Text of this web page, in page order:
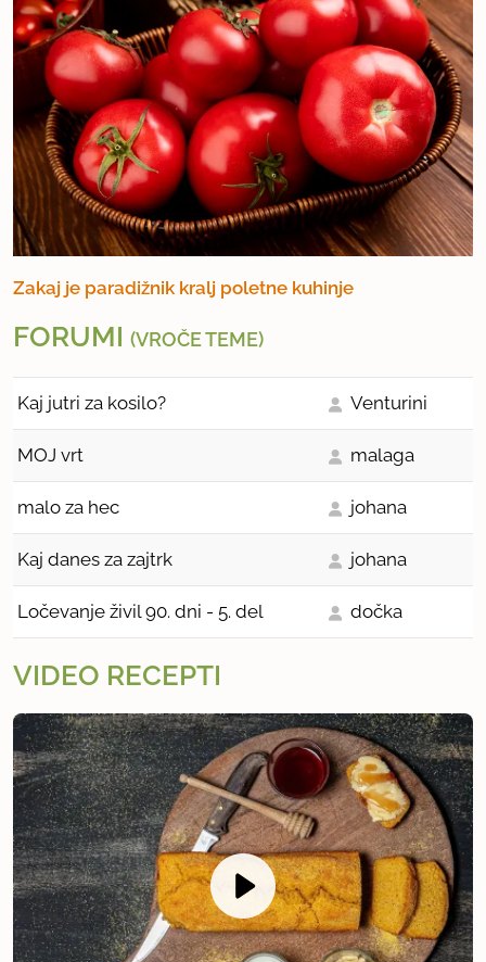
Zakaj je paradižnik kralj poletne kuhinje
FORUMI (VROČE TEME)
Kaj jutri za kosilo? Venturini
MOJ vrt malaga
malo za hec johana
Kaj danes za zajtrk johana
Ločevanje živil 90. dni - 5. del dočka
VIDEO RECEPTI